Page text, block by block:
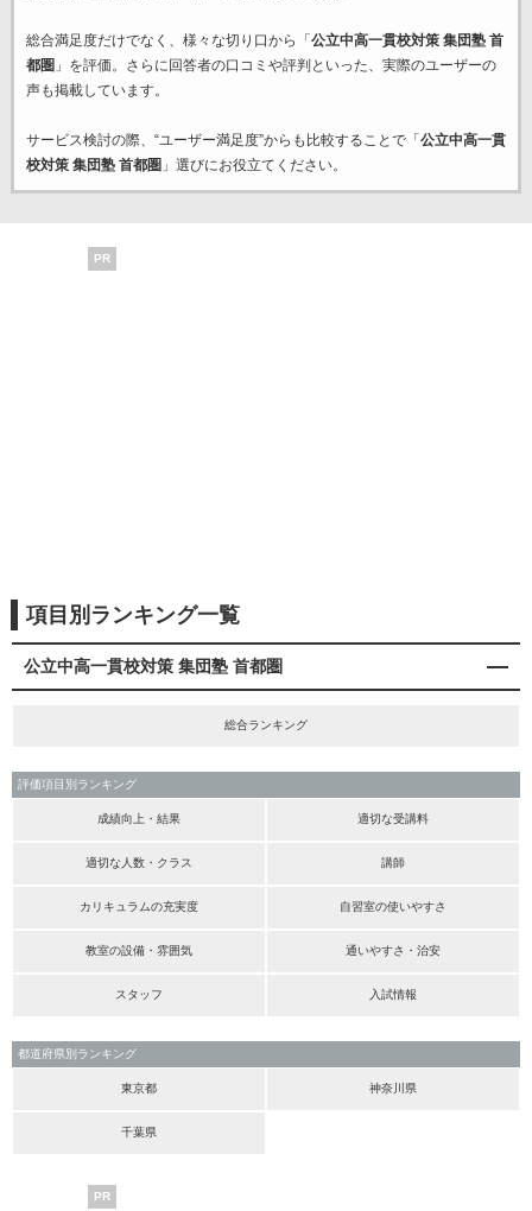
総合満足度だけでなく、様々な切り口から「 公立中高一貫校対策 集団塾 首
都圏 」を評価。さらに回答者の口コミや評判といった、実際のユーザーの
声も掲載しています。
サービス検討の際、“ユーザー満足度”からも比較することで「 公立中高一貫
校対策 集団塾 首都圏 」選びにお役立てください。
PR
項目別ランキング一覧
公立中高一貫校対策 集団塾 首都圏
総合ランキング
評価項目別ランキング
成績向上・結果 適切な受講料
適切な人数・クラス 講師
カリキュラムの充実度 自習室の使いやすさ
教室の設備・雰囲気 通いやすさ・治安
スタッフ 入試情報
都道府県別ランキング
東京都 神奈川県
千葉県
PR